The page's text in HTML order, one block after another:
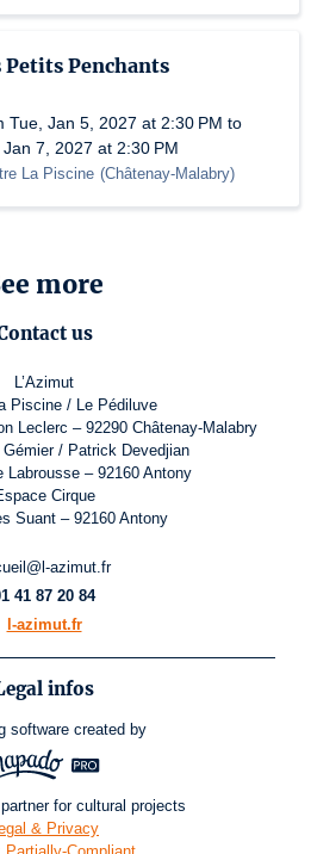
Petits Penchants
Tue, Jan 5, 2027 at 2:30 PM to
7, 2027 at 2:30 PM
La Piscine (Châtenay-Malabry)
more
us
L’Azimut
Piscine / Le Pédiluve
Leclerc – 92290 Châtenay-Malabry
/ Patrick Devedjian
Labrousse – 92160 Antony
Cirque
Suant – 92160 Antony
azimut.fr
41 87 20 84
l-azimut.fr
infos
software created by
for cultural projects
& Privacy